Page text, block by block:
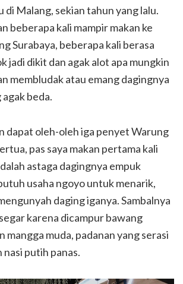
Malang, sekian tahun yang lalu.
beberapa kali mampir makan ke
Surabaya, beberapa kali berasa
jadi dikit dan agak alot apa mungkin
membludak atau emang dagingnya
beda.
dapat oleh-oleh iga penyet Warung
pas saya makan pertama kali
astaga dagingnya empuk
usaha ngoyo untuk menarik,
daging iganya. Sambalnya
karena dicampur bawang
mangga muda, padanan yang serasi
putih panas.